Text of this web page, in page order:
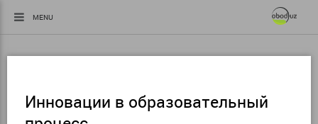
MENU
Инновации в образовательный